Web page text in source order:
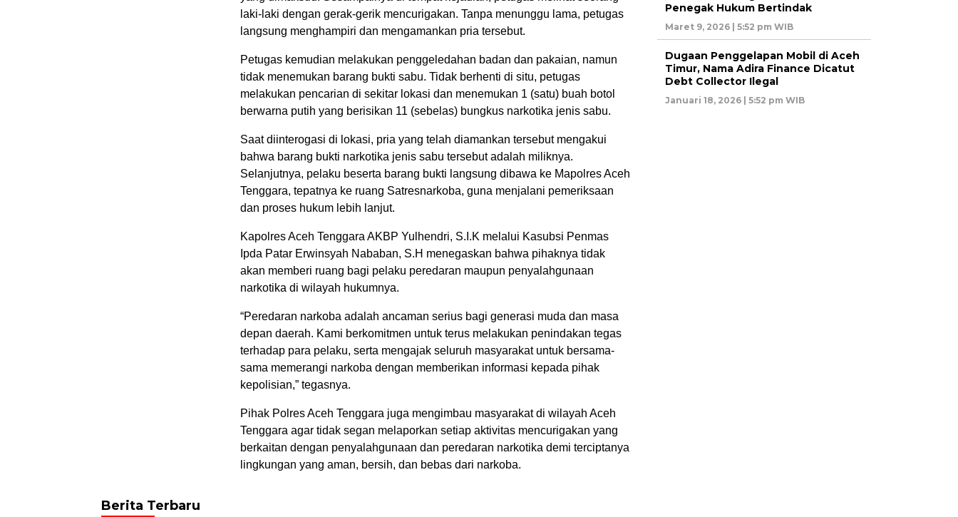
laki-laki dengan gerak-gerik mencurigakan. Tanpa menunggu lama, petugas
langsung menghampiri dan mengamankan pria tersebut.
Petugas kemudian melakukan penggeledahan badan dan pakaian, namun
tidak menemukan barang bukti sabu. Tidak berhenti di situ, petugas
melakukan pencarian di sekitar lokasi dan menemukan 1 (satu) buah botol
berwarna putih yang berisikan 11 (sebelas) bungkus narkotika jenis sabu.
Saat diinterogasi di lokasi, pria yang telah diamankan tersebut mengakui
bahwa barang bukti narkotika jenis sabu tersebut adalah miliknya.
Selanjutnya, pelaku beserta barang bukti langsung dibawa ke Mapolres Aceh
Tenggara, tepatnya ke ruang Satresnarkoba, guna menjalani pemeriksaan
dan proses hukum lebih lanjut.
Kapolres Aceh Tenggara AKBP Yulhendri, S.I.K melalui Kasubsi Penmas
Ipda Patar Erwinsyah Nababan, S.H menegaskan bahwa pihaknya tidak
akan memberi ruang bagi pelaku peredaran maupun penyalahgunaan
narkotika di wilayah hukumnya.
“Peredaran narkoba adalah ancaman serius bagi generasi muda dan masa
depan daerah. Kami berkomitmen untuk terus melakukan penindakan tegas
terhadap para pelaku, serta mengajak seluruh masyarakat untuk bersama-
sama memerangi narkoba dengan memberikan informasi kepada pihak
kepolisian,” tegasnya.
Pihak Polres Aceh Tenggara juga mengimbau masyarakat di wilayah Aceh
Tenggara agar tidak segan melaporkan setiap aktivitas mencurigakan yang
berkaitan dengan penyalahgunaan dan peredaran narkotika demi terciptanya
lingkungan yang aman, bersih, dan bebas dari narkoba.
Berita Terbaru
Penegak Hukum Bertindak
Maret 9, 2026 | 5:52 pm WIB
Dugaan Penggelapan Mobil di Aceh
Timur, Nama Adira Finance Dicatut
Debt Collector Ilegal
Januari 18, 2026 | 5:52 pm WIB